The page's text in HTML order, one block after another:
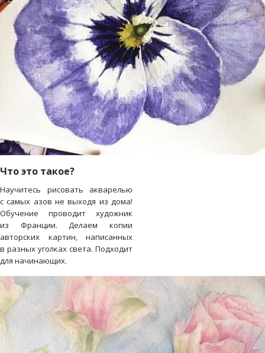
Что это такое?
Научитесь рисовать акварелью
с самых азов не выходя из дома!
Обучение проводит художник
из Франции. Делаем копии
авторских картин, написанных
в разных уголках света. Подходит
для начинающих.